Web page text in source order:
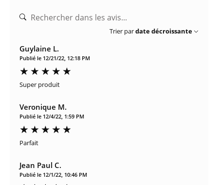
Trier pardate décroissante
Guylaine L.
Publié le 12/21/22, 12:18 PM
Super produit
Veronique M.
Publié le 12/4/22, 1:59 PM
Parfait
Jean Paul C.
Publié le 12/1/22, 10:46 PM